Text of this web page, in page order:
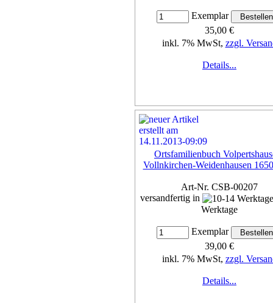
Exemplar
35,00 €
inkl. 7% MwSt, zzgl.
Details...
Ortsfamilienbuch
Vollnkirchen-Weidenhausen
Art-Nr. CSB-00207
versandfertig in
Werktage
Exemplar
39,00 €
inkl. 7% MwSt, zzgl.
Details...